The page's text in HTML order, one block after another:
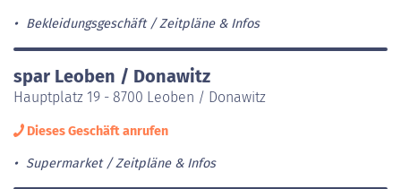
Bekleidungsgeschäft Zeitpläne & Infos
spar Leoben / Donawitz
Hauptplatz 19 - 8700 Leoben / Donawitz
Dieses Geschäft anrufen
Supermarket Zeitpläne & Infos